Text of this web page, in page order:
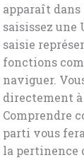
apparaît dans
saisissez une
saisie
fonctions
naviguer.
directement
Comprendre
parti vous
la pertinence